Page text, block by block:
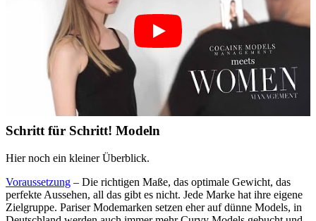
Schritt für Schritt! Modeln
Hier noch ein kleiner Überblick.
Voraussetzung – Die richtigen Maße, das optimale Gewicht, das
perfekte Aussehen, all das gibt es nicht. Jede Marke hat ihre eigene
Zielgruppe. Pariser Modemarken setzen eher auf dünne Models, in